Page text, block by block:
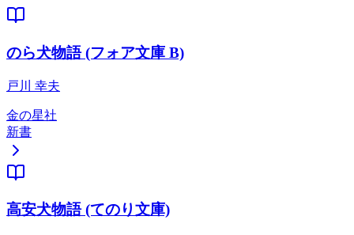
のら犬物語 (フォア文庫 B)
戸川 幸夫
金の星社
新書
高安犬物語 (てのり文庫)